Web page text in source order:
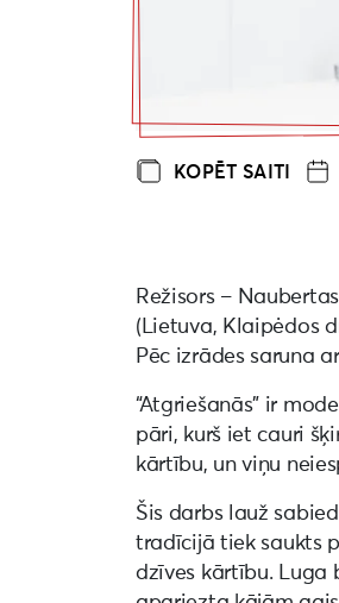
KOPĒT SAITI
Režisors –
(Lietuva, Klaipėdos
Pēc izrādes saruna
“Atgriešanās” ir
pāri, kurš iet cauri
kārtību, un viņu
Šis darbs lauž
tradīcijā tiek saukts
dzīves kārtību. Luga